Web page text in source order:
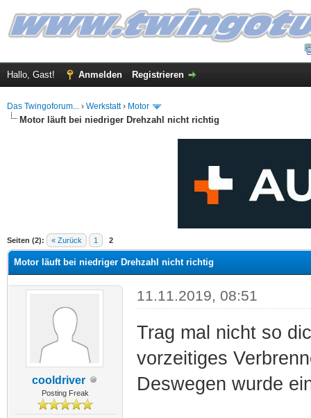
Hallo, Gast! Anmelden Registrieren
Das Twingoforum... › Werkstatt› Motor
Motor läuft bei niedriger Drehzahl nicht richtig
Seiten (2): « Zurück 1 2
Durchschnitt
Motor läuft bei niedriger Drehzahl nicht richtig
cooldriver
Posting Freak
11.11.2019, 08:51
Trag mal nicht so
vorzeitiges
Deswegen wurde